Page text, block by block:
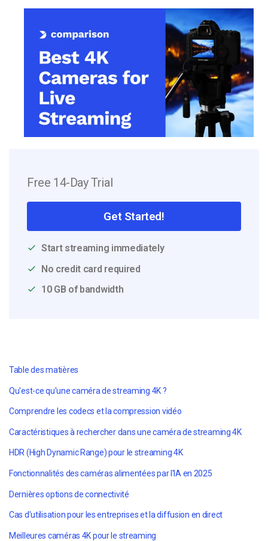
Free 14-Day Trial
Get Started!
Start streaming immediately
No credit card required
10 GB of bandwidth
Table des matières
Qu'est-ce qu'une caméra de streaming 4K ?
Comprendre les codecs et la compression vidéo
Caractéristiques à rechercher dans une caméra de streaming 4K
HDR (High Dynamic Range) pour le streaming 4K
Fonctionnalités des caméras alimentées par l'IA en 2025
Dernières options de connectivité
Cas d'utilisation pour les entreprises et la diffusion en direct
Meilleures caméras 4K pour le streaming